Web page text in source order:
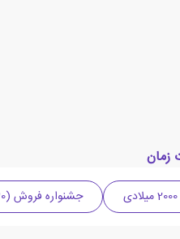
زمان
جشنواره فروش (30 درصد تخفیف)